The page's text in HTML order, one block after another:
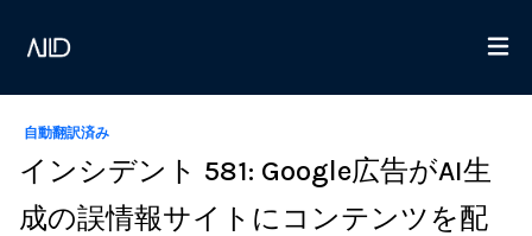
自動翻訳済み
インシデント 581: Google広告がAI生
成の誤情報サイトにコンテンツを配